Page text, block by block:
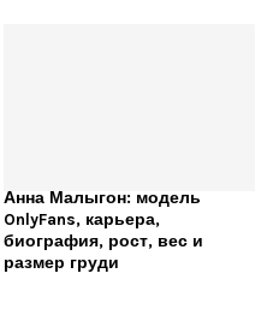
Анна Малыгон: модель
OnlyFans, карьера,
биография, рост, вес и
размер груди